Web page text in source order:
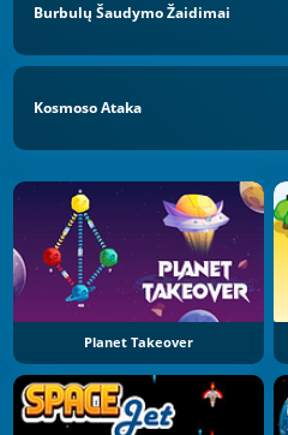
Burbulų Šaudymo Žaidimai
Kosmoso Ataka
Planet Takeover